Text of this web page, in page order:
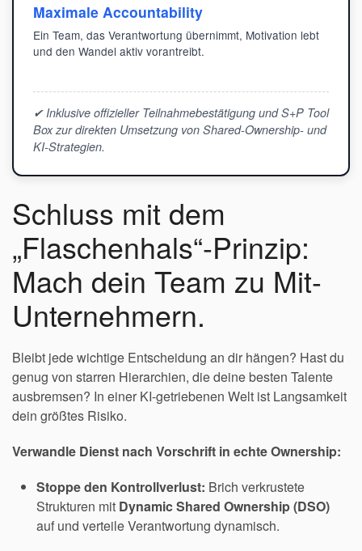
Maximale Accountability
Ein Team, das Verantwortung übernimmt, Motivation lebt
und den Wandel aktiv vorantreibt.
✔ Inklusive offizieller Teilnahmebestätigung und S+P Tool
Box zur direkten Umsetzung von Shared-Ownership- und
KI-Strategien.
Schluss mit dem
„Flaschenhals“-Prinzip:
Mach dein Team zu Mit-
Unternehmern.
Bleibt jede wichtige Entscheidung an dir hängen? Hast du
genug von starren Hierarchien, die deine besten Talente
ausbremsen? In einer KI-getriebenen Welt ist Langsamkeit
dein größtes Risiko.
Verwandle Dienst nach Vorschrift in echte Ownership:
Stoppe den Kontrollverlust: Brich verkrustete
Strukturen mit Dynamic Shared Ownership (DSO)
auf und verteile Verantwortung dynamisch.